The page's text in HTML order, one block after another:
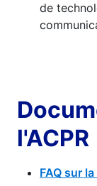
de
l'ACPR
FAQ sur